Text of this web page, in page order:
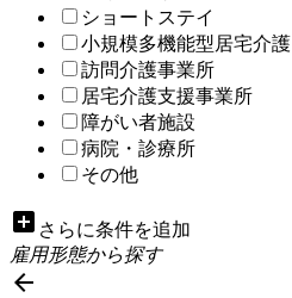
ショートステイ
小規模多機能型居宅介護
訪問介護事業所
居宅介護支援事業所
障がい者施設
病院・診療所
その他
add_box さらに条件を追加
雇用形態から探す
